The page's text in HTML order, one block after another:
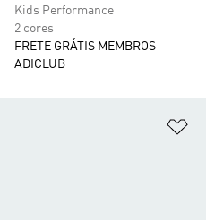
Kids Performance
2 cores
FRETE GRÁTIS MEMBROS
ADICLUB